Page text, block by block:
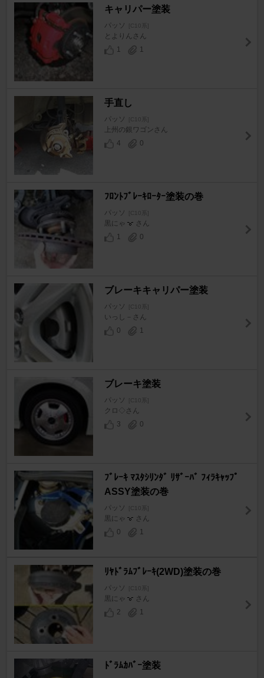
キャリパー塗装
パッソ [C10系]
とよりんさん
1
1
手直し
パッソ [C10系]
上州の銀ワゴンさん
4
0
ﾌﾛﾝﾄﾌﾞﾚｰｷﾛｰﾀｰ塗装の巻
パッソ [C10系]
黒にゃ
さん
1
0
ブレーキキャリパー塗装
パッソ [C10系]
いっし－さん
0
1
ブレーキ塗装
パッソ [C10系]
クロ◇さん
3
0
ﾌﾞﾚｰｷ ﾏｽﾀｼﾘﾝﾀﾞ ﾘｻﾞｰﾊﾞ ﾌｨﾗｷｬｯﾌﾟ
ASSY塗装の巻
パッソ [C10系]
黒にゃ
さん
0
1
ﾘﾔﾄﾞﾗﾑﾌﾞﾚｰｷ(2WD)塗装の巻
パッソ [C10系]
黒にゃ
さん
2
1
ﾄﾞﾗﾑｶﾊﾞｰ塗装